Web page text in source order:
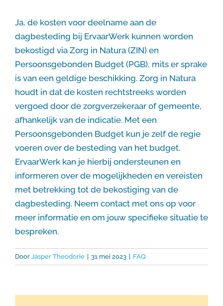
Ja, de kosten voor deelname aan de
dagbesteding bij ErvaarWerk kunnen worden
bekostigd via Zorg in Natura (ZIN) en
Persoonsgebonden Budget (PGB), mits er sprake
is van een geldige beschikking. Zorg in Natura
houdt in dat de kosten rechtstreeks worden
vergoed door de zorgverzekeraar of gemeente,
afhankelijk van de indicatie. Met een
Persoonsgebonden Budget kun je zelf de regie
voeren over de besteding van het budget.
ErvaarWerk kan je hierbij ondersteunen en
informeren over de mogelijkheden en vereisten
met betrekking tot de bekostiging van de
dagbesteding. Neem contact met ons op voor
meer informatie en om jouw specifieke situatie te
bespreken.
Door Jasper Theodorie 31 mei 2023 FAQ